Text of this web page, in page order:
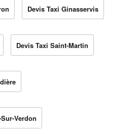
Devis Taxi Ginasservis
Devis Taxi Saint-Martin
Verdon